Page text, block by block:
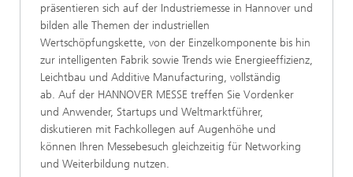
präsentieren sich auf der Industriemesse in Hannover und
bilden alle Themen der industriellen
Wertschöpfungskette, von der Einzelkomponente bis hin
zur intelligenten Fabrik sowie Trends wie Energieeffizienz,
Leichtbau und Additive Manufacturing, vollständig
ab. Auf der HANNOVER MESSE treffen Sie Vordenker
und Anwender, Startups und Weltmarktführer,
diskutieren mit Fachkollegen auf Augenhöhe und
können Ihren Messebesuch gleichzeitig für Networking
und Weiterbildung nutzen.